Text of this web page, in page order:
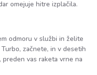
omejuje hitre izplačila.
odmoru v službi in želite
začnete, in v desetih
vas raketa vrne na